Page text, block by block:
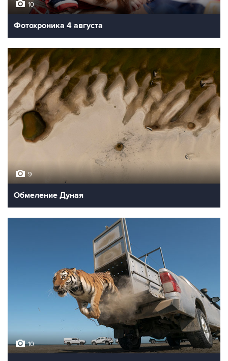
10
Фотохроника 4 августа
9
Обмеление Дуная
10